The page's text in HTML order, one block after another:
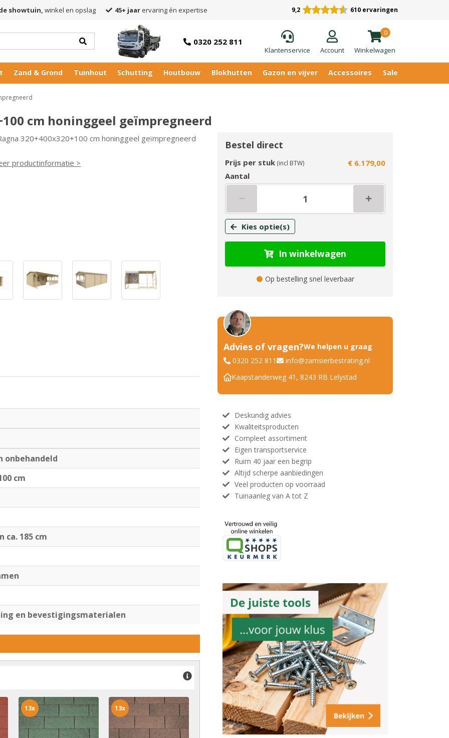
showtuin, winkel en opslag 45+ jaar ervaring én expertise 9,2 610 ervaringen
0320 252 811
Klantenservice Account
0
Winkelwagen
Zand & Grond Tuinhout Schutting Houtbouw Blokhutten Gazon en vijver Accessoires Sale
cm honinggeel geïmpregneerd
320+400x320+100 cm honinggeel geïmpregneerd
productinformatie >
onbehandeld
cm
ca. 185 cm
en bevestigingsmaterialen
13x 13x
Bestel direct
Prijs per stuk (incl BTW)
€ 6.179,00
Aantal
Kies optie(s)
In winkelwagen
Op bestelling snel leverbaar
Advies of vragen?We helpen u graag
0320 252 811
info@zamsierbestrating.nl
Kaapstanderweg 41, 8243 RB Lelystad
Deskundig advies
Kwaliteitsproducten
Compleet assortiment
Eigen transportservice
Ruim 40 jaar een begrip
Altijd scherpe aanbiedingen
Veel producten op voorraad
Tuinaanleg van A tot Z